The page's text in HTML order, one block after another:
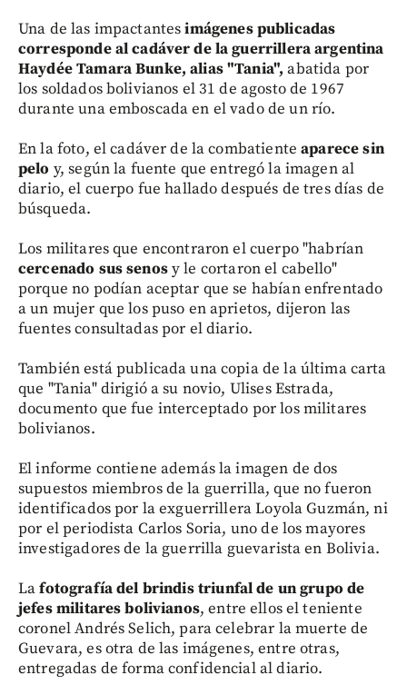
Una de las impactantesimágenes publicadas
corresponde al cadáver de la guerrillera argentina
Haydée Tamara Bunke, alias "Tania", abatida por
los soldados bolivianos el 31 de agosto de 1967
durante una emboscada en el vado de un río.
En la foto, el cadáver de la combatienteaparece sin
pelo y, según la fuente que entregó la imagen al
diario, el cuerpo fue hallado después de tres días de
búsqueda.
Los militares que encontraron el cuerpo "habrían
cercenado sus senosy le cortaron el cabello"
porque no podían aceptar que se habían enfrentado
a un mujer que los puso en aprietos, dijeron las
fuentes consultadas por el diario.
También está publicada una copia de la última carta
que "Tania" dirigió a su novio, Ulises Estrada,
documento que fue interceptado por los militares
bolivianos.
El informe contiene además la imagen de dos
supuestos miembros de la guerrilla, que no fueron
identificados por la exguerrillera Loyola Guzmán, ni
por el periodista Carlos Soria, uno de los mayores
investigadores de la guerrilla guevarista en Bolivia.
Lafotografía del brindis triunfal de un grupo de
jefes militares bolivianos, entre ellos el teniente
coronel Andrés Selich, para celebrar la muerte de
Guevara, es otra de las imágenes, entre otras,
entregadas de forma confidencial al diario.